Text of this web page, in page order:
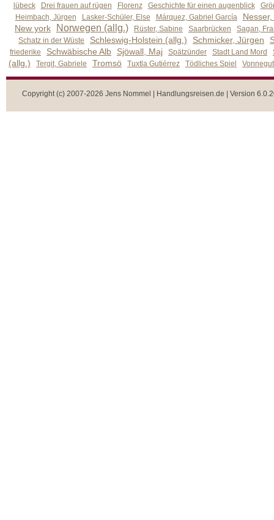
lübeck
Drei frauen auf rügen Florenz Geschichte für einen augenblick
Heimbach, Jürgen
Lasker-Schüler, Else Márquez, Gabriel García
New york
Norwegen (allg.) Rüster, Sabine Saarbrücken
Sagan,
Schatz in der Wüste
Schleswig-Holstein (allg.) Schmicker, Jürgen
friederike Schwäbische Alb Sjöwall, Maj Spätzünder Stadt Land Mord
(allg.) Tergit, Gabriele Tromsö Tuxtla Gutiérrez Tödliches Spiel
Copyright (c) 2007-2026 Jens Nommel | Handlungsreisen.de | Version